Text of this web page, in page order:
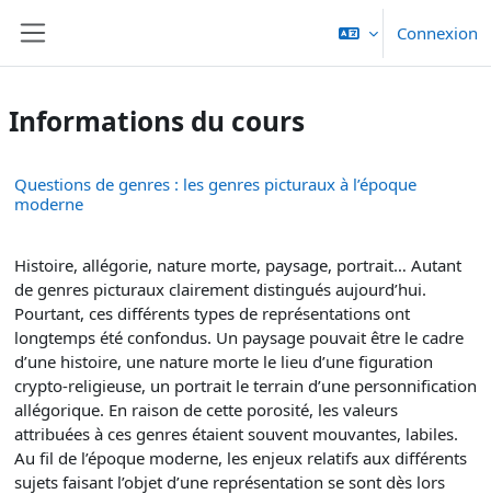
Connexion
Informations du cours
Questions de genres : les genres picturaux à l’époque
moderne
Histoire, allégorie, nature morte, paysage, portrait… Autant
de genres picturaux clairement distingués aujourd’hui.
Pourtant, ces différents types de représentations ont
longtemps été confondus. Un paysage pouvait être le cadre
d’une histoire, une nature morte le lieu d’une figuration
crypto-religieuse, un portrait le terrain d’une personnification
allégorique. En raison de cette porosité, les valeurs
attribuées à ces genres étaient souvent mouvantes, labiles.
Au fil de l’époque moderne, les enjeux relatifs aux différents
sujets faisant l’objet d’une représentation se sont dès lors